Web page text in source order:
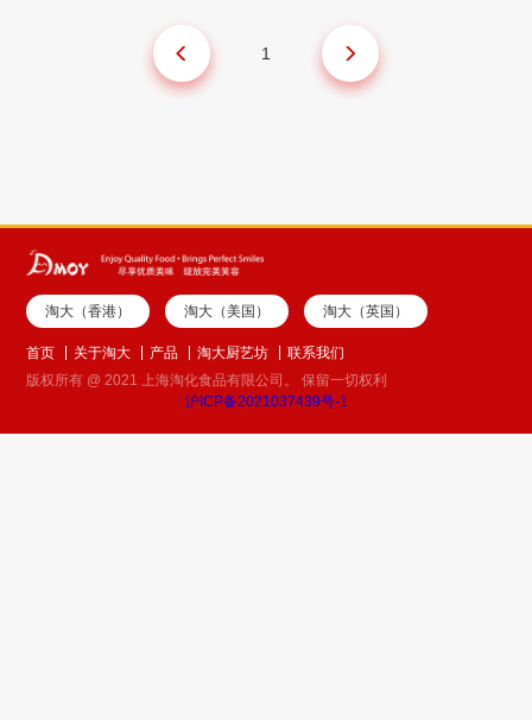
1
淘大（香港） 淘大（美国） 淘大（英国）
首页 关于淘大 产品 淘大厨艺坊
联系我们
版权所有 @ 2021 上海淘化食品有限公司。 保留一切权利
沪ICP备2021037439号-1